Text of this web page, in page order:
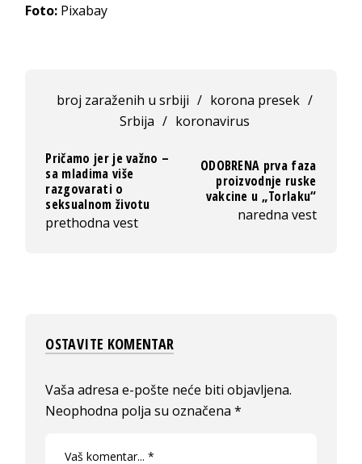
Foto: Pixabay
broj zaraženih u srbiji / korona presek /
Srbija / koronavirus
Pričamo jer je važno –
sa mladima više
razgovarati o
seksualnom životu
prethodna vest
ODOBRENA prva faza
proizvodnje ruske
vakcine u „Torlaku“
naredna vest
OSTAVITE KOMENTAR
Vaša adresa e-pošte neće biti objavljena.
Neophodna polja su označena*